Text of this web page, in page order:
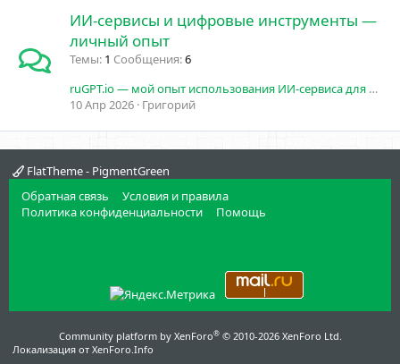
ИИ-сервисы и цифровые инструменты —
личный опыт
Темы 1 Сообщения 6
ruGPT.io — мой опыт использования ИИ-сервиса для работы и учёбы
10 Апр 2026 Григорий
FlatTheme - PigmentGreen
Обратная связь
Условия и правила
Политика конфиденциальности
Помощь
Community platform by XenForo® © 2010-2026 XenForo Ltd.
Локализация от XenForo.Info